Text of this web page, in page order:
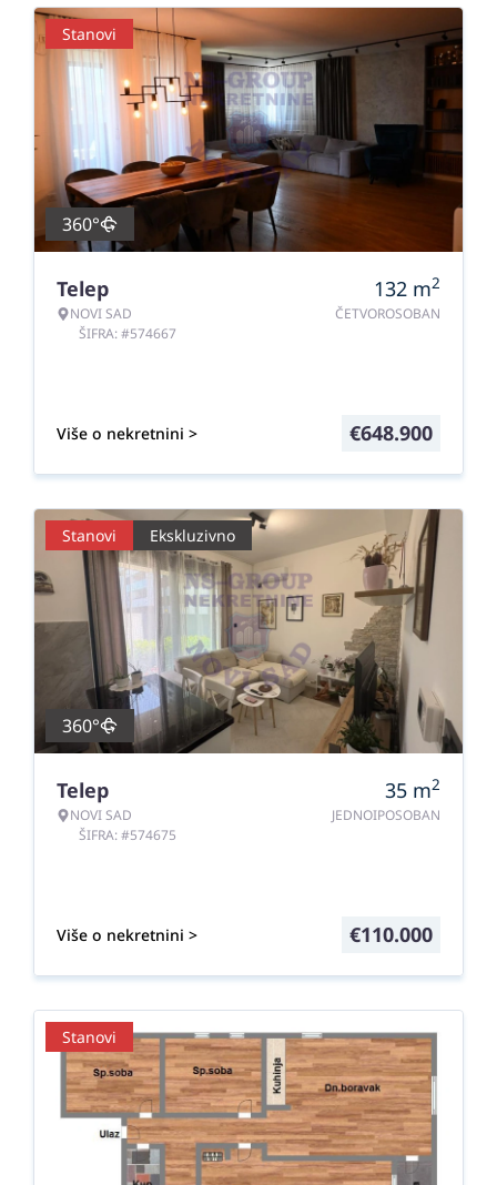
Stanovi
360°
Telep
NOVI SAD
ŠIFRA: #574667
132 m2
ČETVOROSOBAN
Više o nekretnini > €648.900
Stanovi Ekskluzivno
360°
Telep
NOVI SAD
ŠIFRA: #574675
35 m2
JEDNOIPOSOBAN
Više o nekretnini > €110.000
Stanovi